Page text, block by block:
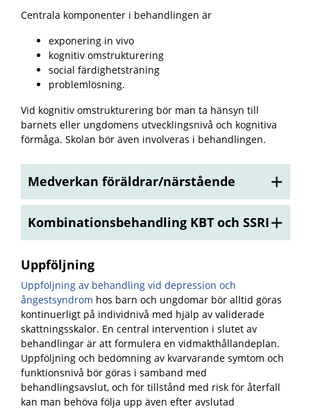
Centrala komponenter i behandlingen är
exponering in vivo
kognitiv omstrukturering
social färdighetsträning
problemlösning.
Vid kognitiv omstrukturering bör man ta hänsyn till
barnets eller ungdomens utvecklingsnivå och kognitiva
förmåga. Skolan bör även involveras i behandlingen.
Medverkan föräldrar/närstående
Kombinationsbehandling KBT och SSRI
Uppföljning
Uppföljning av behandling vid depression och
ångestsyndrom hos barn och ungdomar bör alltid göras
kontinuerligt på individnivå med hjälp av validerade
skattningsskalor. En central intervention i slutet av
behandlingar är att formulera en vidmakthållandeplan.
Uppföljning och bedömning av kvarvarande symtom och
funktionsnivå bör göras i samband med
behandlingsavslut, och för tillstånd med risk för återfall
kan man behöva följa upp även efter avslutad